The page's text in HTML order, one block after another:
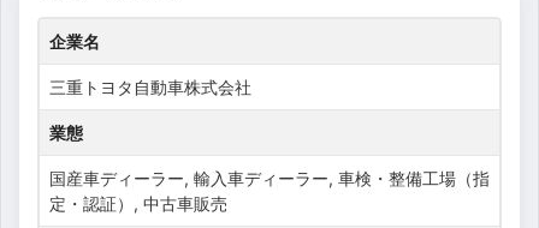
企業名
三重トヨタ自動車株式会社
業態
国産車ディーラー, 輸入車ディーラー, 車検・整備工場（指
定・認証）, 中古車販売